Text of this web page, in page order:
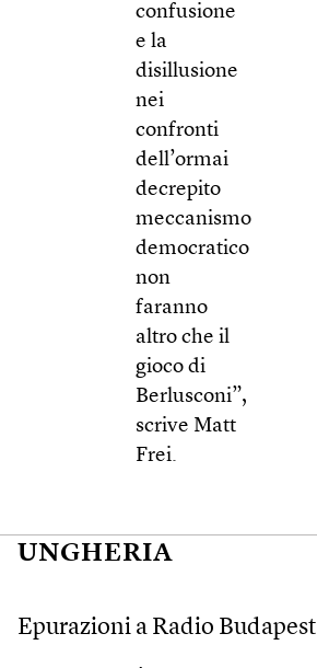
confusione
e la
disillusione
nei
confronti
dell’ormai
decrepito
meccanismo
democratico
non
faranno
altro che il
gioco di
Berlusconi”,
scrive Matt
Frei.
UNGHERIA
Epurazioni a Radio Budapest